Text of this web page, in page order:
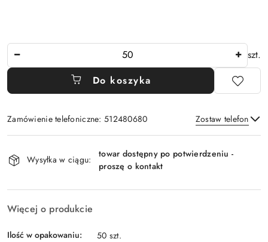
szt.
Do koszyka
Zamówienie telefoniczne: 512480680 Zostaw telefon
Wyślij
Dostępność
i
Wysyłka w ciągu:
towar dostępny po potwierdzeniu -
proszę o kontakt
Więcej o produkcie
Ilość w opakowaniu:
50 szt.